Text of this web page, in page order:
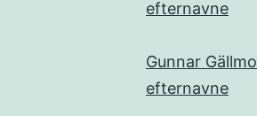
efternavne
Gunnar Gällmo
efternavne